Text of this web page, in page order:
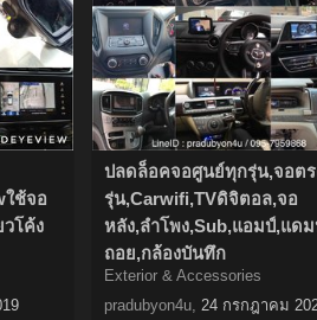
ใช้จอ
วโค้ง
ปลดล็อคจอศูนย์ทุกรุ่น,จอตร
รุ่น,Carwifi,TVดิจิตอล,จอ
หลัง,ลำโพง,Sub,แอมป์,แด
ถอย,กล้องบันทึก
Exterior & Accessories
pradubyon4u 24 กรกฎาคม